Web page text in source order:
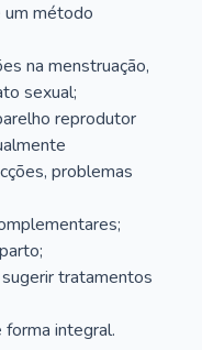
um método
na menstruação,
sexual;
reprodutor
problemas
tratamentos
forma integral.